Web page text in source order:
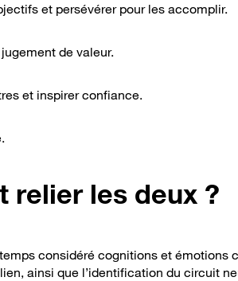
et persévérer pour les accomplir.
de valeur.
et inspirer confiance.
relier les deux ?
considéré cognitions et émotions
ainsi que l’identification du circuit